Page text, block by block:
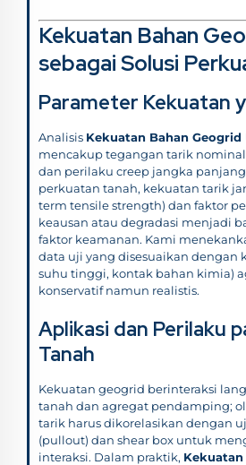
Kekuatan Bahan
sebagai Solusi
Parameter Kekuatan
Analisis Kekuatan Bahan Geogrid
mencakup tegangan tarik
dan perilaku creep jangka
perkuatan tanah, kekuatan tarik
term tensile strength) dan faktor
keausan atau degradasi menjadi
faktor keamanan. Kami
data uji yang disesuaikan dengan
suhu tinggi, kontak bahan kimia)
konservatif namun realistis.
Aplikasi dan Perilaku
Tanah
Kekuatan geogrid berinteraksi
tanah dan agregat pendamping;
tarik harus dikorelasikan dengan
(pullout) dan shear box untuk
interaksi. Dalam praktik, Kekuatan